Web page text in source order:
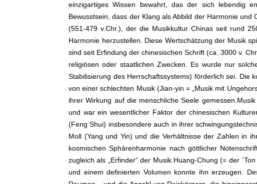
einzigartiges Wissen bewahrt, das der sich lebendig
Bewusstsein, dass der Klang als Abbild der Harmonie
(551-479 v.Chr.), der die Musikkultur Chinas seit rund
Harmonie herzustellen. Diese Wertschätzung der Musik
sind seit Erfindung der chinesischen Schrift (ca. 3000 v.
religiösen oder staatlichen Zwecken. Es wurde nur
Stabilisierung des Herrschaftssystems) förderlich sei. Die
von einer schlechten Musik (Jian-yin = „Musik mit
ihrer Wirkung auf die menschliche Seele
und war ein wesentlicher Faktor der chinesischen
(Feng Shui) insbesondere auch in ihrer
Moll (Yang und Yin) und die Verhältnisse der Zahlen in
kosmischen Sphärenharmonie nach göttlicher
zugleich als „Erfinder“ der Musik.Huang-Chung (= der
und einem definierten Volumen konnte ihn erzeugen.